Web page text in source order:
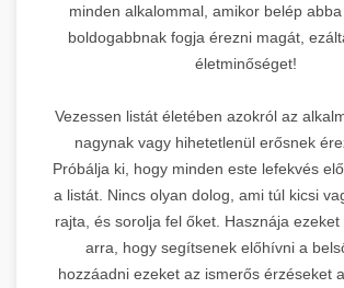
minden alkalommal, amikor belép abba
boldogabbnak fogja érezni magát,
életminőséget!
Vezessen listát életében azokról az
nagynak vagy hihetetlenül erősnek
Próbálja ki, hogy minden este lefekvés
a listát. Nincs olyan dolog, ami túl kicsi
rajta, és sorolja fel őket. Hasznája
arra, hogy segítsenek előhívni a
hozzáadni ezeket az ismerős érzéseket